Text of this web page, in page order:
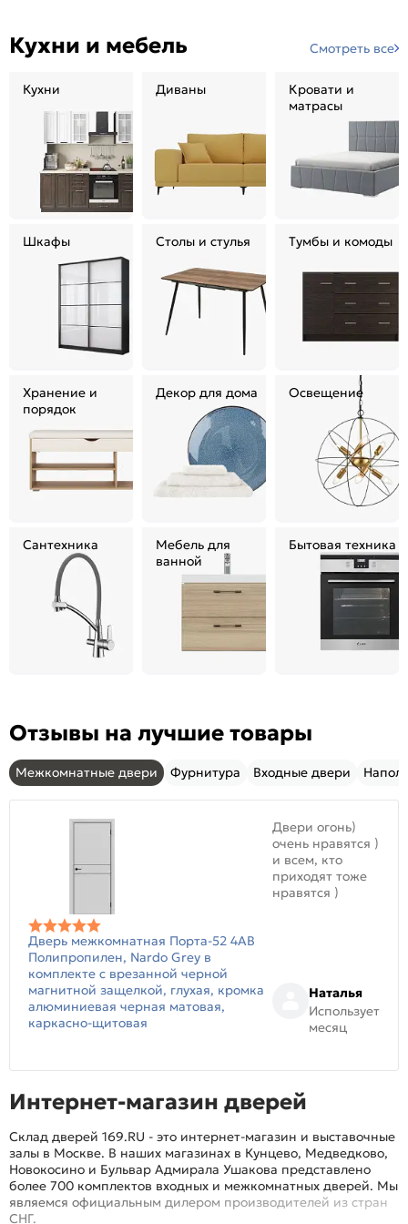
Кухни и мебель Смотреть все
Кухни Диваны
Кровати и
матрасы
Шкафы Столы и стулья Тумбы и комоды
Хранение и
порядок
Декор для дома Освещение
Сантехника
Мебель для
ванной
Бытовая техника
Отзывы на лучшие товары
Межкомнатные двери Фурнитура Входные двери
Дверь межкомнатная Порта-52 4AB
Полипропилен, Nardo Grey в
комплекте с врезанной черной
магнитной защелкой, глухая, кромка
алюминиевая черная матовая,
каркасно-щитовая
Двери огонь)
очень нравятся )
и всем, кто
приходят тоже
нравятся )
Наталья
Использует
месяц
Интернет-магазин дверей
Склад дверей 169.RU - это интернет-магазин и выставочные
залы в Москве. В наших магазинах в Кунцево, Медведково,
Новокосино и Бульвар Адмирала Ушакова представлено
более 700 комплектов входных и межкомнатных дверей. Мы
являемся официальным дилером производителей из стран
СНГ.